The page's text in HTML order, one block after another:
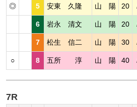
◎ 5 安東 久隆 山 陽 20
6 岩永 清文 山 陽 20
7 松生 信二 山 陽 30
○ 8 五所 淳 山 陽 40
7R